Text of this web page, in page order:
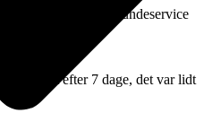
fik hurtigt talt med kundeservice
den rigtige".
dog først efter 7 dage, det var lidt